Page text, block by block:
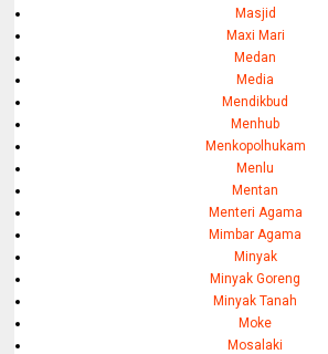
Masjid
Maxi Mari
Medan
Media
Mendikbud
Menhub
Menkopolhukam
Menlu
Mentan
Menteri Agama
Mimbar Agama
Minyak
Minyak Goreng
Minyak Tanah
Moke
Mosalaki